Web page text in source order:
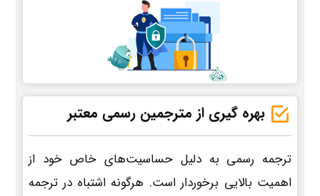
بهره گیری از مترجمین رسمی معتبر
ترجمه رسمی به دلیل حساسیت‌های خاص خود از
اهمیت بالایی برخوردار است. هرگونه اشتباه در ترجمه